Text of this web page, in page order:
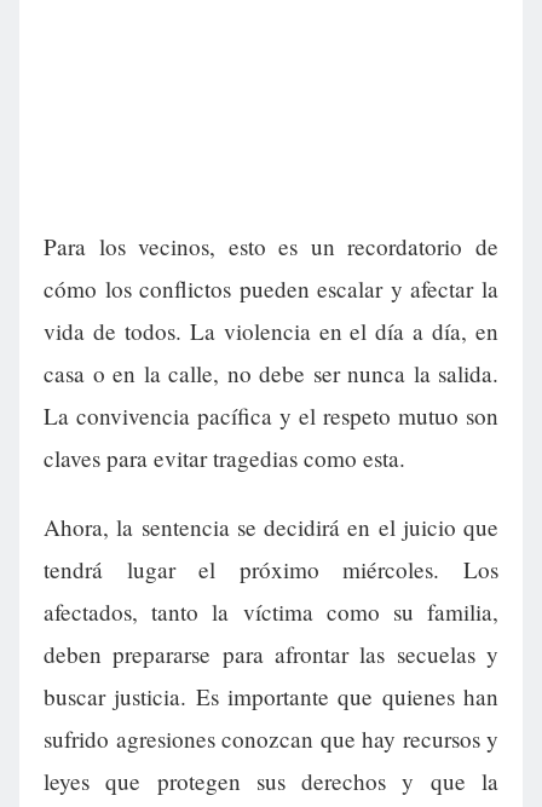
Para los vecinos, esto es un recordatorio de
cómo los conflictos pueden escalar y afectar la
vida de todos. La violencia en el día a día, en
casa o en la calle, no debe ser nunca la salida.
La convivencia pacífica y el respeto mutuo son
claves para evitar tragedias como esta.
Ahora, la sentencia se decidirá en el juicio que
tendrá lugar el próximo miércoles. Los
afectados, tanto la víctima como su familia,
deben prepararse para afrontar las secuelas y
buscar justicia. Es importante que quienes han
sufrido agresiones conozcan que hay recursos y
leyes que protegen sus derechos y que la